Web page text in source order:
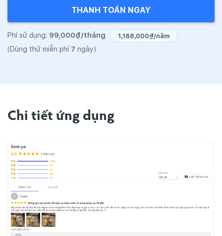
THANH TOÁN NGAY
Phí sử dụng: 99,000₫/tháng 1,188,000₫/năm
(Dùng thử miễn phí 7 ngày)
Chi tiết ứng dụng